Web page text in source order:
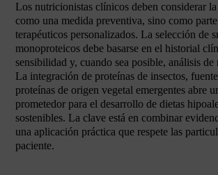
Los nutricionistas clínicos deben considerar
como una medida preventiva, sino como
terapéuticos personalizados. La selección de
monoproteicos debe basarse en el historial
sensibilidad y, cuando sea posible, análisis
La integración de proteínas de insectos,
proteínas de origen vegetal emergentes abre
prometedor para el desarrollo de dietas
sostenibles. La clave está en combinar
una aplicación práctica que respete las
paciente.